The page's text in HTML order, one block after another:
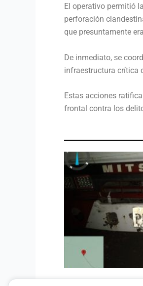
El operativo permitió
perforación
que presuntamente
De inmediato, se
infraestructura crítica
Estas acciones
frontal contra los